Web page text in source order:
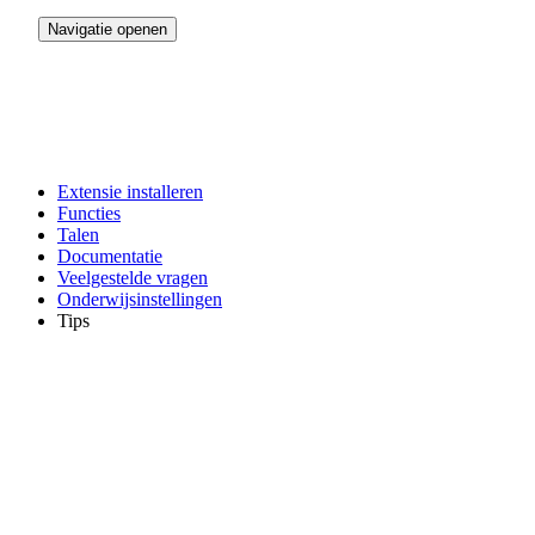
Navigatie openen
Extensie installeren
Functies
Talen
Documentatie
Veelgestelde vragen
Onderwijsinstellingen
Tips